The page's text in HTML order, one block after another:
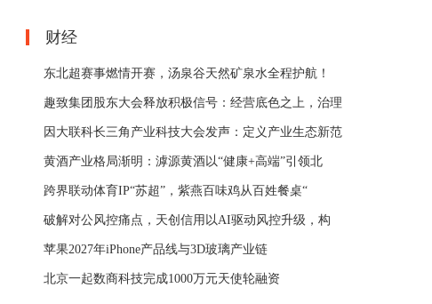
财经
东北超赛事燃情开赛，汤泉谷天然矿泉水全程护航！
趣致集团股东大会释放积极信号：经营底色之上，治理
因大联科长三角产业科技大会发声：定义产业生态新范
黄酒产业格局渐明：滹源黄酒以“健康+高端”引领北
跨界联动体育IP“苏超”，紫燕百味鸡从百姓餐桌“
破解对公风控痛点，天创信用以AI驱动风控升级，构
苹果2027年iPhone产品线与3D玻璃产业链
北京一起数商科技完成1000万元天使轮融资